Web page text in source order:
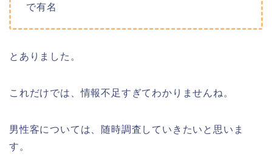
で有名
とありました。
これだけでは、情報不足すぎてわかりませんね。
男性客については、随時調査していきたいと思いま
す。